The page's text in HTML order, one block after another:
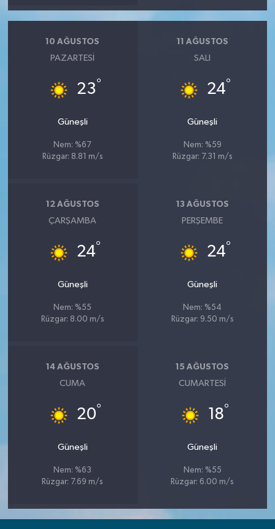
10 AĞUSTOS
PAZARTESI
23°
Güneşli
Nem: %67
Rüzgar: 8.81 m/s
11 AĞUSTOS
SALI
24°
Güneşli
Nem: %59
Rüzgar: 7.31 m/s
12 AĞUSTOS
ÇARŞAMBA
24°
Güneşli
Nem: %55
Rüzgar: 8.00 m/s
13 AĞUSTOS
PERŞEMBE
24°
Güneşli
Nem: %54
Rüzgar: 9.50 m/s
14 AĞUSTOS
CUMA
20°
Güneşli
Nem: %63
Rüzgar: 7.69 m/s
15 AĞUSTOS
CUMARTESI
18°
Güneşli
Nem: %55
Rüzgar: 6.00 m/s